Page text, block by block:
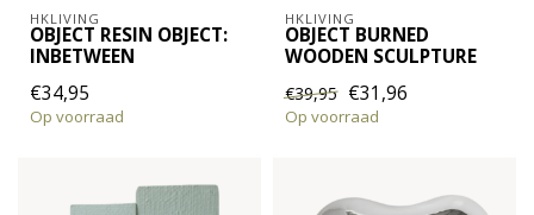
HKLIVING
OBJECT RESIN OBJECT:
INBETWEEN
€34,95
Op voorraad
HKLIVING
OBJECT BURNED
WOODEN SCULPTURE
€39,95 €31,96
Op voorraad